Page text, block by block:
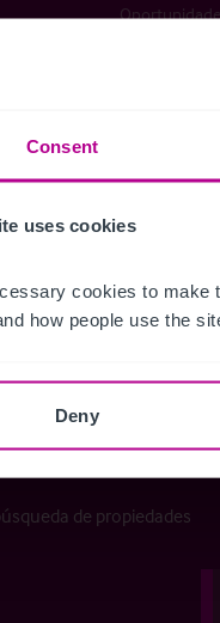
Consent
uses cookies
cookies to make
how people use the
Deny
Consultoría
de propiedades